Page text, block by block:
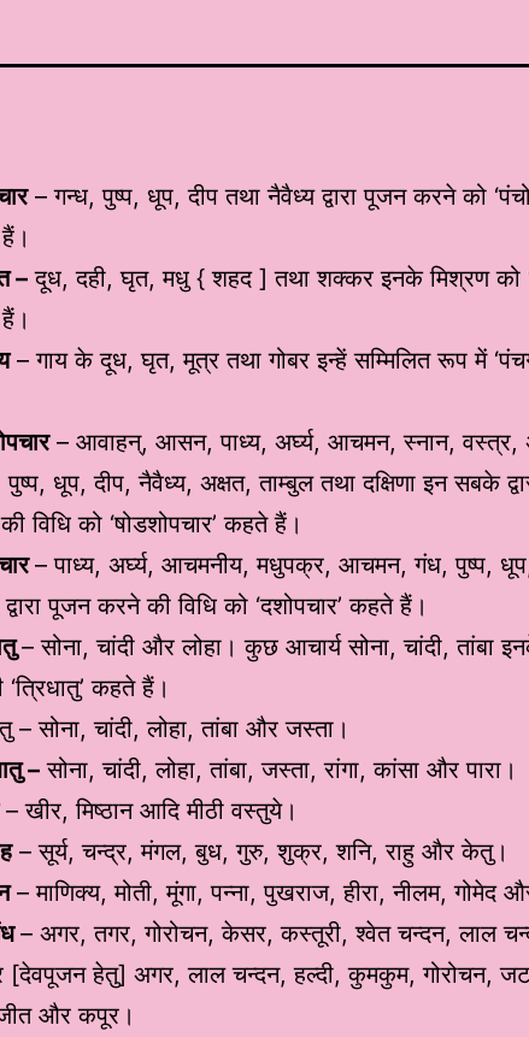
– गन्ध, पुष्प, धूप, दीप तथा नैवैध्य द्वारा पूजन करने को
– दूध, दही, घृत, मधु { शहद ] तथा शक्कर इनके मिश्रण को
– गाय के दूध, घृत, मूत्र तथा गोबर इन्हें सम्मिलित रूप में
– आवाहन्, आसन, पाध्य, अर्घ्य, आचमन, स्नान, वस्त्र,
धूप, दीप, नैवैध्य, अक्षत, ताम्बुल तथा दक्षिणा इन सबके
विधि को ‘षोडशोपचार’ कहते हैं।
– पाध्य, अर्घ्य, आचमनीय, मधुपक्र, आचमन, गंध, पुष्प,
पूजन करने की विधि को ‘दशोपचार’ कहते हैं।
– सोना, चांदी और लोहा। कुछ आचार्य सोना, चांदी, तांबा
‘त्रिधातु’ कहते हैं।
– सोना, चांदी, लोहा, तांबा और जस्ता।
– सोना, चांदी, लोहा, तांबा, जस्ता, रांगा, कांसा और पारा।
– खीर, मिष्ठान आदि मीठी वस्तुये।
– सूर्य, चन्द्र, मंगल, बुध, गुरु, शुक्र, शनि, राहु और केतु।
– माणिक्य, मोती, मूंगा, पन्ना, पुखराज, हीरा, नीलम, गोमेद
– अगर, तगर, गोरोचन, केसर, कस्तूरी, श्वेत चन्दन, लाल
[देवपूजन हेतु] अगर, लाल चन्दन, हल्दी, कुमकुम, गोरोचन,
और कपूर।